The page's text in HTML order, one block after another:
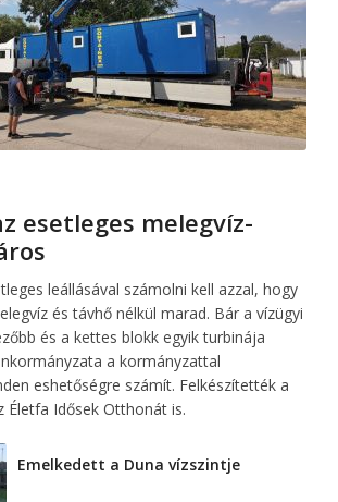
esetleges melegvíz-
leállásával számolni kell azzal, hogy
és távhő nélkül marad. Bár a vízügyi
és a kettes blokk egyik turbinája
a kormányzattal
eshetőségre számít. Felkészítették a
Életfa Idősek Otthonát is.
Emelkedett a Duna vízszintje